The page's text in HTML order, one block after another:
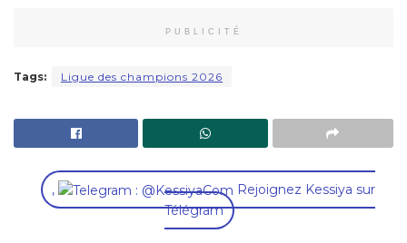
PUBLICITÉ
Tags: Ligue des champions 2026
,
Rejoignez Kessiya sur
Télégram